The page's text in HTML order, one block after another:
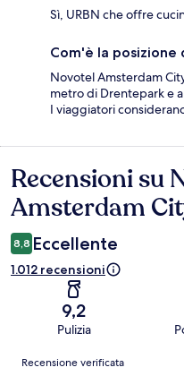
Sì, URBN che offre
Com'è la
Novotel Amsterdam
metro di Drentepark e
I viaggiatori
Recensioni
Recensioni su
Amsterdam
8,8 Eccellente
1.012 recensioni
9,2
Pulizia
Recensioni
Recensione verificata